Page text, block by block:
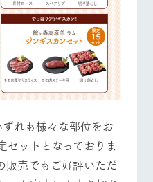
れも様々な部位をお
セットとなっておりま
販売でもご好評いただ